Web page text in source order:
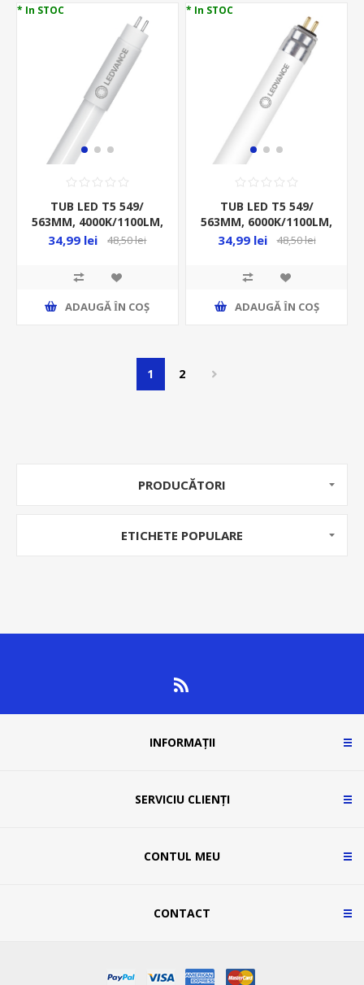
* In STOC
TUB LED T5 549/
563MM, 4000K/1100LM,
7.3W/21V, HE14 P,
34,99 lei 48,50 lei
ADAUGĂ ȊN COŞ
* In STOC
TUB LED T5 549/
563MM, 6000K/1100LM,
7.3W/21V, HE14 P,
34,99 lei 48,50 lei
ADAUGĂ ȊN COŞ
1 2
PRODUCĂTORI
ETICHETE POPULARE
INFORMAȚII
SERVICIU CLIENȚI
CONTUL MEU
CONTACT